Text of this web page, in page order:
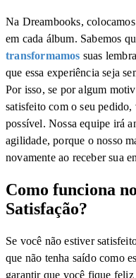
Na Dreambooks,
em cada álbum. Sabemos
transformamos suas
que essa experiência seja
Por isso, se por algum
satisfeito com o seu
possível. Nossa equipe irá
agilidade, porque o nosso
novamente ao receber sua
Como funciona
Satisfação?
Se você não estiver
que não tenha saído como
garantir que você fique